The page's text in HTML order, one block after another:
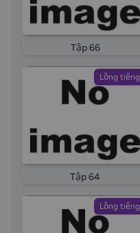
Tập 66
Lồng tiếng
Tập 64
Lồng tiếng